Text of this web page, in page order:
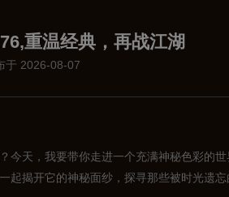
重温经典，再战江湖
于 2026-08-07
今天，我要带你走进一个充满神秘色彩的
揭开它的神秘面纱，探寻那些被时光遗忘